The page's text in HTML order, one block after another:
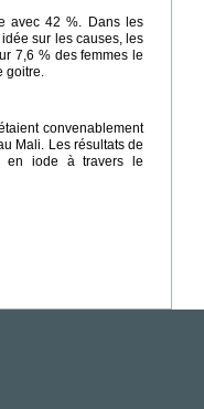
avec 42 %. Dans les
sur les causes, les
7,6 % des femmes le
goitre.
convenablement
Mali. Les résultats de
en iode à travers le